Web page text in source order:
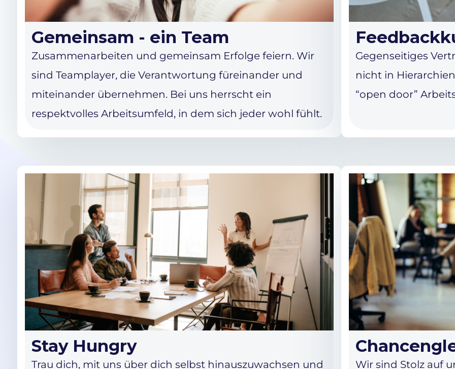
Gemeinsam - ein Team
Zusammenarbeiten und gemeinsam Erfolge feiern. Wir
sind Teamplayer, die Verantwortung füreinander und
miteinander übernehmen. Bei uns herrscht ein
respektvolles Arbeitsumfeld, in dem sich jeder wohl fühlt.
Gegenseitiges
nicht in
“open door”
Stay Hungry
Trau dich, mit uns über dich selbst hinauszuwachsen und
Wir sind Stolz auf